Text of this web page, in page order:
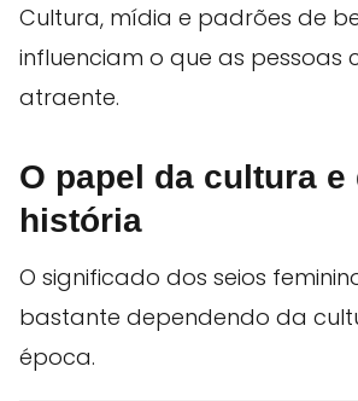
Cultura, mídia e padrões de
influenciam o que as pessoas
atraente.
O papel da cultura e
história
O significado dos seios
bastante dependendo da
época.